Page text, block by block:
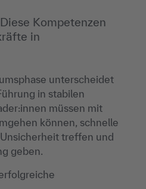
Kompetenzen
in
unterscheidet
in stabilen
müssen mit
können, schnelle
treffen und
geben.